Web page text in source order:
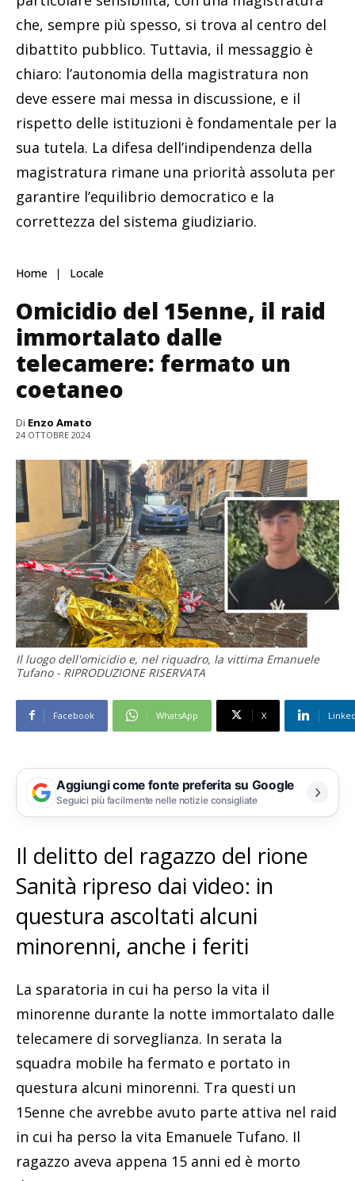
che, sempre più spesso, si trova al centro del
dibattito pubblico. Tuttavia, il messaggio è
chiaro: l’autonomia della magistratura non
deve essere mai messa in discussione, e il
rispetto delle istituzioni è fondamentale per la
sua tutela. La difesa dell’indipendenza della
magistratura rimane una priorità assoluta per
garantire l’equilibrio democratico e la
correttezza del sistema giudiziario.
Home Locale
Omicidio del 15enne, il raid
immortalato dalle
telecamere: fermato un
coetaneo
Di Enzo Amato
24 OTTOBRE 2024
Il luogo dell'omicidio e, nel riquadro, la vittima Emanuele
Tufano - RIPRODUZIONE RISERVATA
Facebook WhatsApp X
Aggiungi come fonte preferita su Google
Seguici più facilmente nelle notizie consigliate
Il delitto del ragazzo del rione
Sanità ripreso dai video: in
questura ascoltati alcuni
minorenni, anche i feriti
La sparatoria in cui ha perso la vita il
minorenne durante la notte immortalato dalle
telecamere di sorveglianza. In serata la
squadra mobile ha fermato e portato in
questura alcuni minorenni. Tra questi un
15enne che avrebbe avuto parte attiva nel raid
in cui ha perso la vita Emanuele Tufano. Il
ragazzo aveva appena 15 anni ed è morto